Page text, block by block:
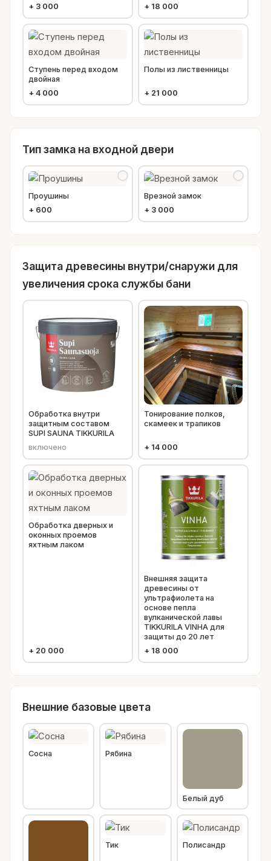
+ 3 000 + 18 000
Ступень перед входом
двойная
+ 4 000
Полы из лиственницы
+ 21 000
Тип замка на входной двери
Проушины
+ 600
Врезной замок
+ 3 000
Защита древесины внутри/снаружи для
увеличения срока службы бани
Обработка внутри
защитным составом
SUPI SAUNA TIKKURILA
включено
Тонирование полков,
скамеек и трапиков
+ 14 000
Обработка дверных и
оконных проемов
яхтным лаком
+ 20 000
Внешняя защита
древесины от
ультрафиолета на
основе пепла
вулканической лавы
TIKKURILA VINHA для
защиты до 20 лет
+ 18 000
Внешние базовые цвета
Сосна Рябина
Белый дуб
Тик Полисандр